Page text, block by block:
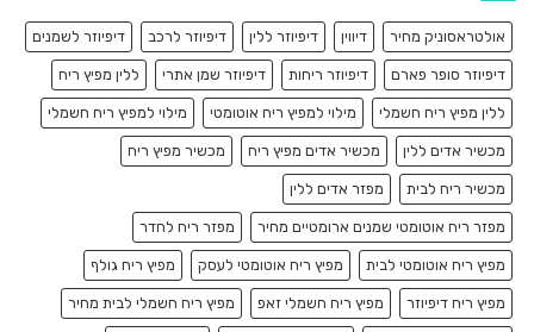
אולטראסוניק מחיר דיווין דיפיוזר ללין דיפיוזר לרכב דיפיוזר לשמנים
דיפיוזר סופר פארם דיפיוזר ריחות דיפיוזר שמן אתרי ללין מפיץ ריח
ללין מפיץ ריח חשמלי מילוי למפיץ ריח אוטומטי מילוי למפיץ ריח חשמלי
מכשיר אדים ללין מכשיר אדים מפיץ ריח מכשיר מפיץ ריח
מכשיר ריח לבית מפזר אדים ללין
מפזר ריח אוטומטי שמנים ארומטיים מחיר מפזר ריח לחדר
מפיץ ריח אוטומטי לבית מפיץ ריח אוטומטי לעסק מפיץ ריח גולף
מפיץ ריח דיפיוזר מפיץ ריח חשמלי זאפ מפיץ ריח חשמלי לבית מחיר